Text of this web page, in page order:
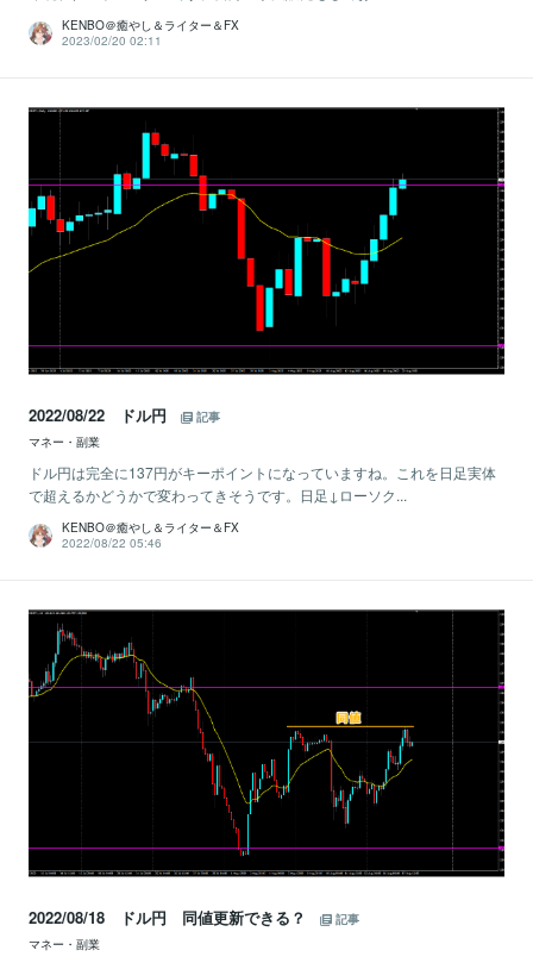
KENBO＠癒やし＆ライター＆FX
2023/02/20 02:11
2022/08/22 ドル円
記事
マネー・副業
ドル円は完全に137円がキーポイントになっていますね。これを日足実体
で超えるかどうかで変わってきそうです。日足↓ローソク...
KENBO＠癒やし＆ライター＆FX
2022/08/22 05:46
2022/08/18 ドル円 同値更新できる？
記事
マネー・副業